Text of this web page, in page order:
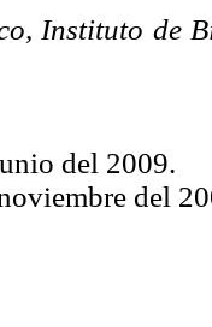
Instituto de
del 2009.
del